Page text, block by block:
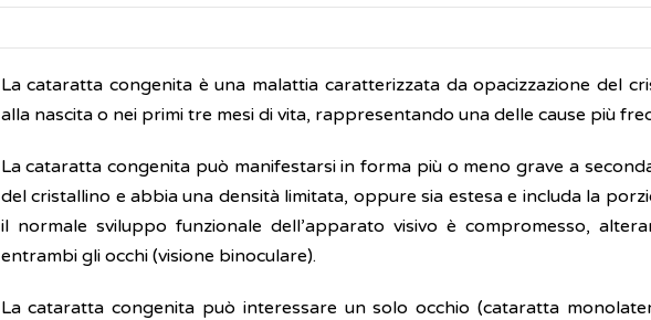
La cataratta congenita è una malattia caratterizzata da opacizzazione del
alla nascita o nei primi tre mesi di vita, rappresentando una delle cause più
La cataratta congenita può manifestarsi in forma più o meno grave a
del cristallino e abbia una densità limitata, oppure sia estesa e includa la
il normale sviluppo funzionale dell’apparato visivo è compromesso,
entrambi gli occhi (visione binoculare).
La cataratta congenita può interessare un solo occhio (cataratta